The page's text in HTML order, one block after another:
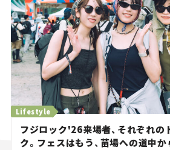
Lifestyle
フジロック'26来場者、それぞれの
ク。フェスはもう、苗場への道中か